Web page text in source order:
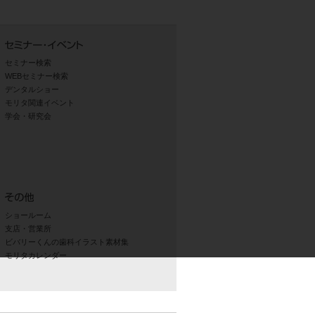
セミナー検索
WEBセミナー検索
デンタルショー
モリタ関連イベント
学会・研究会
ショールーム
支店・営業所
ビバリーくんの歯科イラスト素材集
モリタカレンダー